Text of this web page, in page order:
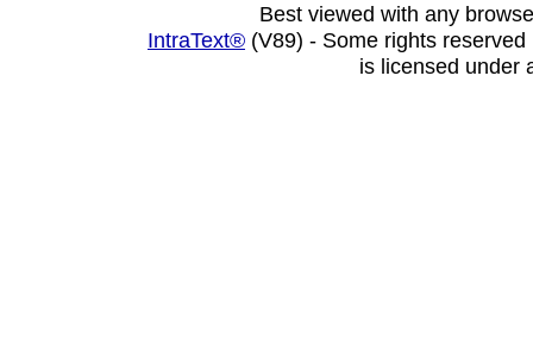
Best viewed with any
IntraText® (V89) - Some rights
is licensed under